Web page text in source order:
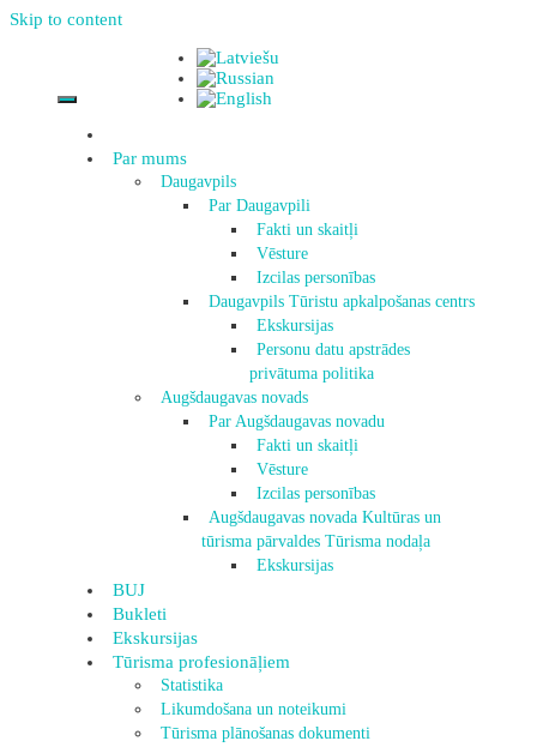
Skip to content
Par mums
Daugavpils
Par Daugavpili
Fakti un skaitļi
Vēsture
Izcilas personības
Daugavpils Tūristu apkalpošanas centrs
Ekskursijas
Personu datu apstrādes
privātuma politika
Augšdaugavas novads
Par Augšdaugavas novadu
Fakti un skaitļi
Vēsture
Izcilas personības
Augšdaugavas novada Kultūras un
tūrisma pārvaldes Tūrisma nodaļa
Ekskursijas
BUJ
Bukleti
Ekskursijas
Tūrisma profesionāļiem
Statistika
Likumdošana un noteikumi
Tūrisma plānošanas dokumenti